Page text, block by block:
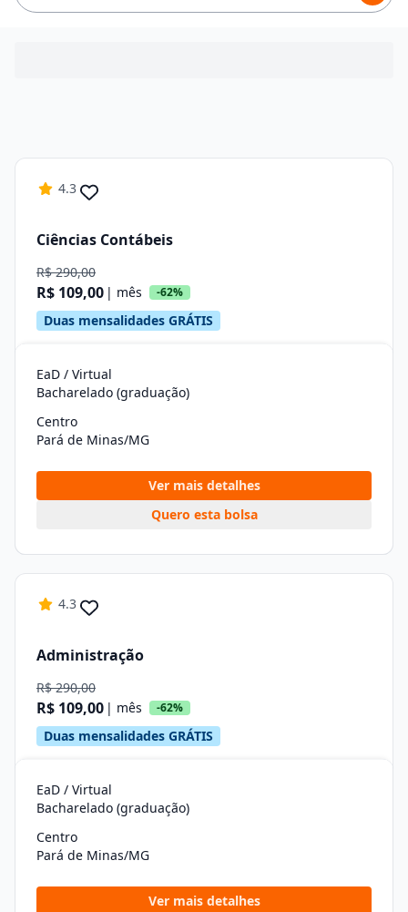
4.3
Ciências Contábeis
R$ 290,00
R$ 109,00 | mês -62%
Duas mensalidades GRÁTIS
EaD / Virtual
Bacharelado (graduação)
Centro
Pará de Minas/MG
Ver mais detalhes
Quero esta bolsa
4.3
Administração
R$ 290,00
R$ 109,00 | mês -62%
Duas mensalidades GRÁTIS
EaD / Virtual
Bacharelado (graduação)
Centro
Pará de Minas/MG
Ver mais detalhes